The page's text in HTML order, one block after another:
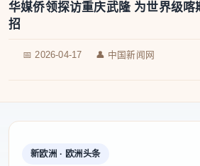
华媒侨领探访重庆武隆 为世界级喀
招
📅 2026-04-17 👤 中国新闻网
新欧洲 · 欧洲头条